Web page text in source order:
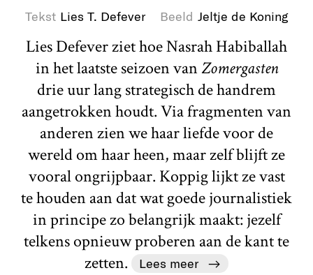
Tekst Lies T. Defever Beeld Jeltje de Koning
Lies Defever ziet hoe Nasrah Habiballah
in het laatste seizoen vanZomergasten
drie uur lang strategisch de handrem
aangetrokken houdt. Via fragmenten van
anderen zien we haar liefde voor de
wereld om haar heen, maar zelf blijft ze
vooral ongrijpbaar. Koppig lijkt ze vast
te houden aan dat wat goede journalistiek
in principe zo belangrijk maakt: jezelf
telkens opnieuw proberen aan de kant te
zetten.
Lees meer